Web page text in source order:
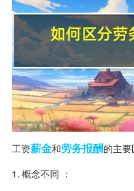
工资薪金和劳务报酬的主
1. 概念不同 ：